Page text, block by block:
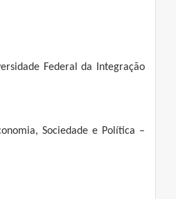
Federal da Integração
Sociedade e Política –